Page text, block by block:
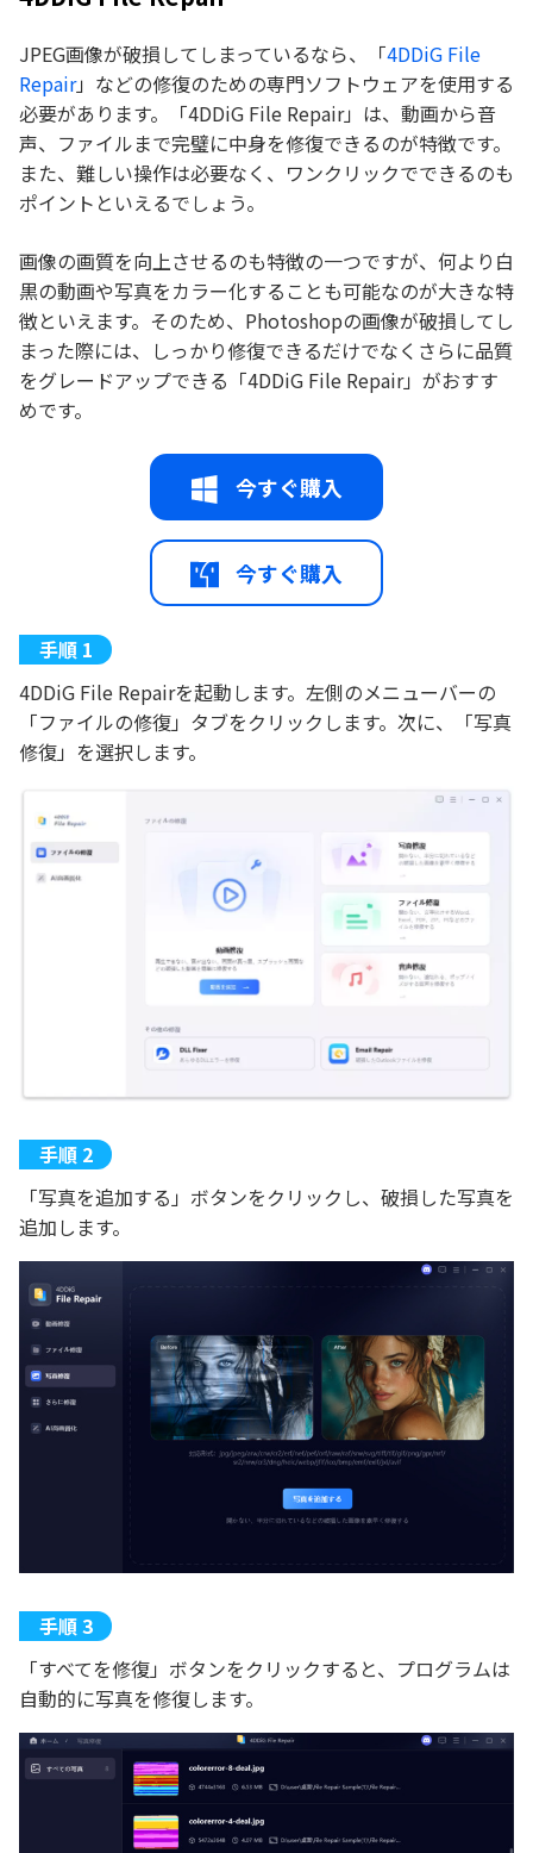
JPEG画像が破損してしまっているなら、「4DDiG File
Repair」などの修復のための専門ソフトウェアを使用する
必要があります。「4DDiG File Repair」は、動画から音
声、ファイルまで完璧に中身を修復できるのが特徴です。
また、難しい操作は必要なく、ワンクリックでできるのも
ポイントといえるでしょう。
画像の画質を向上させるのも特徴の一つですが、何より白
黒の動画や写真をカラー化することも可能なのが大きな特
徴といえます。そのため、Photoshopの画像が破損してし
まった際には、しっかり修復できるだけでなくさらに品質
をグレードアップできる「4DDiG File Repair」がおすす
めです。
今すぐ購入
今すぐ購入
4DDiG File Repairを起動します。左側のメニューバーの
「ファイルの修復」タブをクリックします。次に、「写真
修復」を選択します。
「写真を追加する」ボタンをクリックし、破損した写真を
追加します。
「すべてを修復」ボタンをクリックすると、プログラムは
自動的に写真を修復します。